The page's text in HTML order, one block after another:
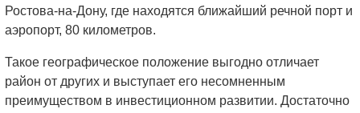
Ростова-на-Дону, где находятся ближайший речной порт и
аэропорт, 80 километров.
Такое географическое положение выгодно отличает
район от других и выступает его несомненным
преимуществом в инвестиционном развитии. Достаточно